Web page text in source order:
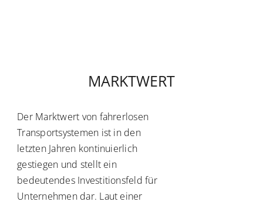
Der Marktwert von fahrerlosen
Transportsystemen ist in den
letzten Jahren kontinuierlich
gestiegen und stellt ein
bedeutendes Investitionsfeld für
Unternehmen dar. Laut einer